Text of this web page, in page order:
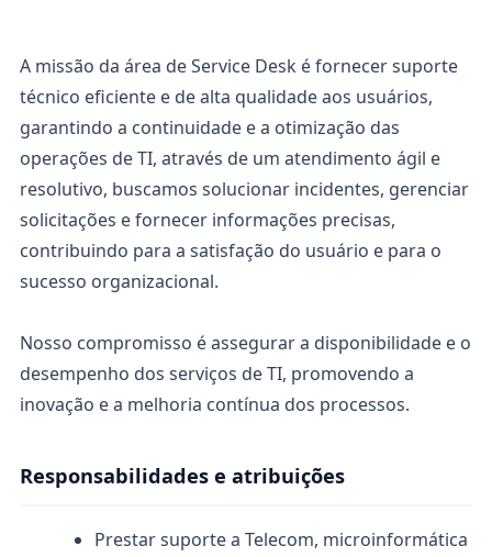
A missão da área de Service Desk é fornecer suporte
técnico eficiente e de alta qualidade aos usuários,
garantindo a continuidade e a otimização das
operações de TI, através de um atendimento ágil e
resolutivo, buscamos solucionar incidentes, gerenciar
solicitações e fornecer informações precisas,
contribuindo para a satisfação do usuário e para o
sucesso organizacional.
Nosso compromisso é assegurar a disponibilidade e o
desempenho dos serviços de TI, promovendo a
inovação e a melhoria contínua dos processos.
Responsabilidades e atribuições
Prestar suporte a Telecom, microinformática